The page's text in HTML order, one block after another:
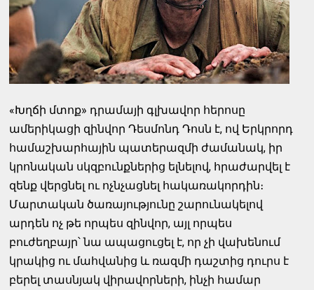
«Խղճի մտոք» դրամայի գլխավոր հերոսը
ամերիկացի զինվոր Դեսմոնդ Դոսն է, ով Երկրորդ
համաշխարհային պատերազմի ժամանակ, իր
կրոնական սկզբունքներից ելնելով, հրաժարվել է
զենք վերցնել ու ոչնչացնել հակառակորդին։
Մարտական ծառայությունը շարունակելով
արդեն ոչ թե որպես զինվոր, այլ որպես
բուժեղբայր՝ նա ապացուցել է, որ չի վախենում
կրակից ու մահվանից և ռազմի դաշտից դուրս է
բերել տասնյակ վիրավորների, ինչի համար